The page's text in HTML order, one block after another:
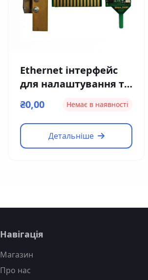
Ethernet інтерфейс
для налаштування та
EM01
₴0,00 Немає в наявності
Детальніше
Навігація
Магазин
Про нас